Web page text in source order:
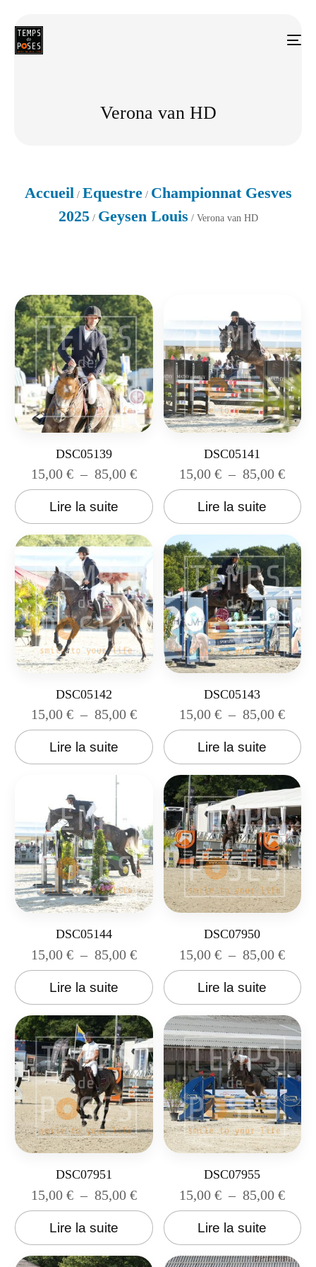
Verona van HD
Accueil / Equestre/ Championnat Gesves
2025/ Geysen Louis / Verona van HD
DSC05139
15,00 € – 85,00 €
Lire la suite
DSC05141
15,00€ – 85,00€
Lire la suite
DSC05142
15,00 € – 85,00 €
Lire la suite
DSC05143
15,00€ – 85,00€
Lire la suite
DSC05144
15,00 € – 85,00 €
Lire la suite
DSC07950
15,00€ – 85,00€
Lire la suite
DSC07951
15,00 € – 85,00 €
Lire la suite
DSC07955
15,00€ – 85,00€
Lire la suite